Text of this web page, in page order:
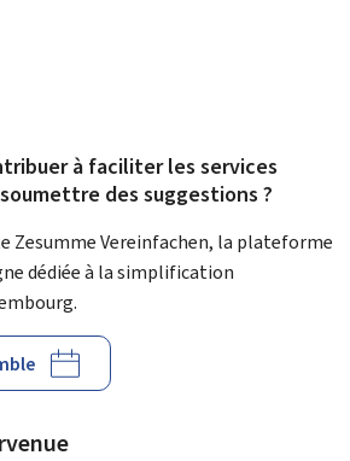
à faciliter les services
des suggestions ?
Zesumme Vereinfachen, la plateforme
dédiée à la simplification